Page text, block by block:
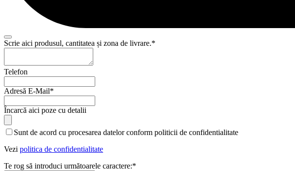
Scrie aici produsul, cantitatea și zona de livrare.*
Phone
Telefon
Adresă E-Mail*
Încarcă aici poze cu detalii
Sunt de acord cu procesarea datelor conform politicii de confidentialitate
Vezi politica de confidentialitate
Te rog să introduci următoarele caractere:*